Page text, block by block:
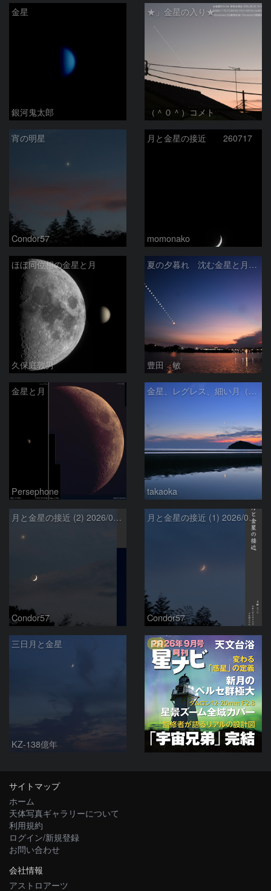
金星
銀河鬼太郎
★」金星の入り★
（＾０＾）コメト
宵の明星
Condor57
月と金星の接近 260717
momonako
ほぼ同位相の金星と月
久保庭敦男
夏の夕暮れ 沈む金星と月 2026/7/20
豊田 敏
金星と月
Persephone
金星、レグレス、細い月（７月１６日）
takaoka
月と金星の接近 (2) 2026/07/17
Condor57
月と金星の接近 (1) 2026/07/17
Condor57
三日月と金星
KZ-138億年
PR
サイトマップ
ホーム
天体写真ギャラリーについて
利用規約
ログイン/新規登録
お問い合わせ
会社情報
アストロアーツ